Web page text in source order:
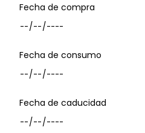
Fecha de compra
Fecha de consumo
Fecha de caducidad